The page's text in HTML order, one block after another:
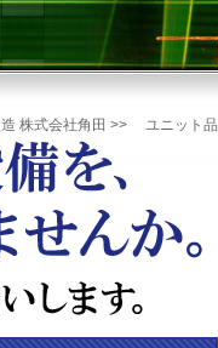
株式会社角田 >> ユニット品